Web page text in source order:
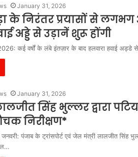
January 31, 2026
के निरंतर प्रयासों से लगभग
अड्डे से उड़ानें शुरू होंगी
कई वर्षों के लंबे इंतज़ार के बाद हलवारा हवाई अड्डे
January 31, 2026
सिंह भुल्लर द्वारा
निरीक्षण*
जनवरी: पंजाब के ट्रांसपोर्ट एवं जेल मंत्री लालजीत